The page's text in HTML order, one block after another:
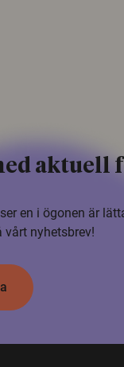
aktuell
en i ögonen är
vårt nyhetsbrev!